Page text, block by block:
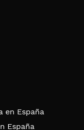
en España
España